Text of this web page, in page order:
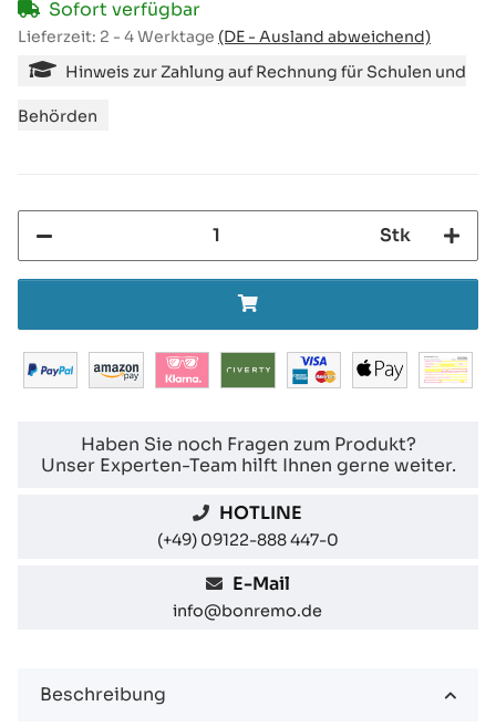
Sofort verfügbar
Lieferzeit: 2 - 4 Werktage (DE - Ausland abweichend)
Hinweis zur Zahlung auf Rechnung für Schulen und
Behörden
Stk
Haben Sie noch Fragen zum Produkt?
Unser Experten-Team hilft Ihnen gerne weiter.
HOTLINE
(+49) 09122-888 447-0
E-Mail
info@bonremo.de
Beschreibung